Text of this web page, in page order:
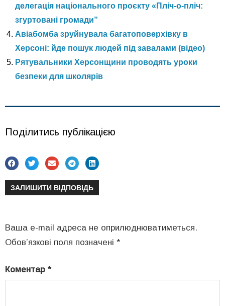
делегація національного проєкту «Пліч-о-пліч:
згуртовані громади”
Авіабомба зруйнувала багатоповерхівку в
Херсоні: йде пошук людей під завалами (відео)
Рятувальники Херсонщини проводять уроки
безпеки для школярів
Поділитись публікацією
ЗАЛИШИТИ ВІДПОВІДЬ
Ваша e-mail адреса не оприлюднюватиметься.
Обов’язкові поля позначені *
Коментар *